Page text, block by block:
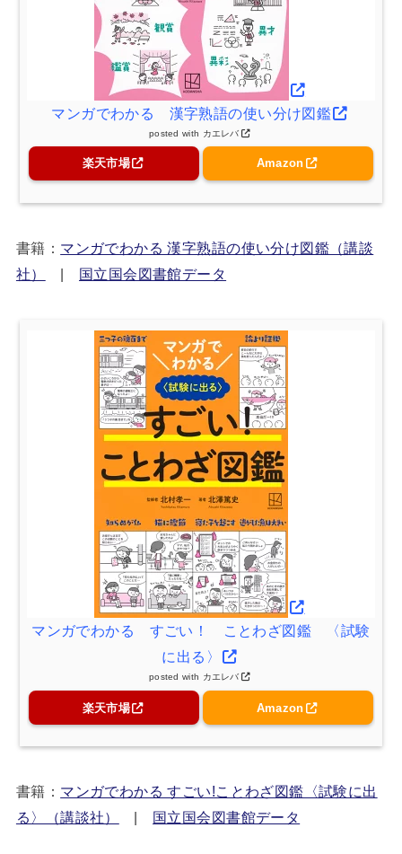
マンガでわかる 漢字熟語の使い分け図鑑
posted with カエレバ
楽天市場 Amazon
書籍： マンガでわかる 漢字熟語の使い分け図鑑（講談
社）
| 国立国会図書館データ
マンガでわかる すごい！ ことわざ図鑑 〈試験
に出る〉
posted with カエレバ
楽天市場 Amazon
書籍： マンガでわかる すごい!ことわざ図鑑〈試験に出
る〉（講談社）
| 国立国会図書館データ